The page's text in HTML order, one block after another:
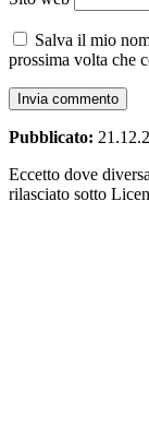
Salva il mio
prossima volta che
Pubblicato:
Eccetto dove
rilasciato sotto